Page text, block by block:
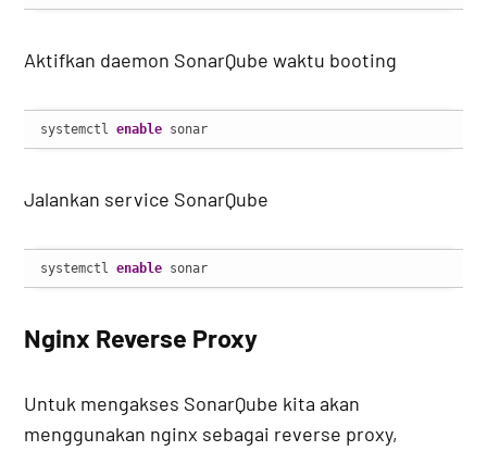
Aktifkan daemon SonarQube waktu booting
systemctl enable sonar
Jalankan service SonarQube
systemctl enable sonar
Nginx Reverse Proxy
Untuk mengakses SonarQube kita akan
menggunakan nginx sebagai reverse proxy,